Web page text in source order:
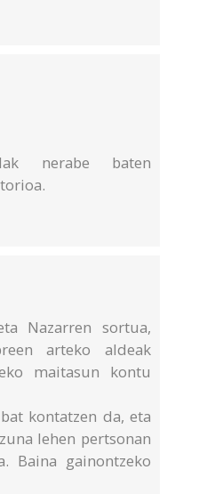
nerabe baten
Nazarren sortua,
arteko aldeak
maitasun kontu
kontatzen da, eta
lehen pertsonan
Baina gainontzeko